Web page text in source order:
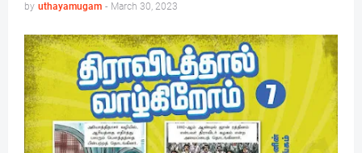
by uthayamugam - March 30, 2023